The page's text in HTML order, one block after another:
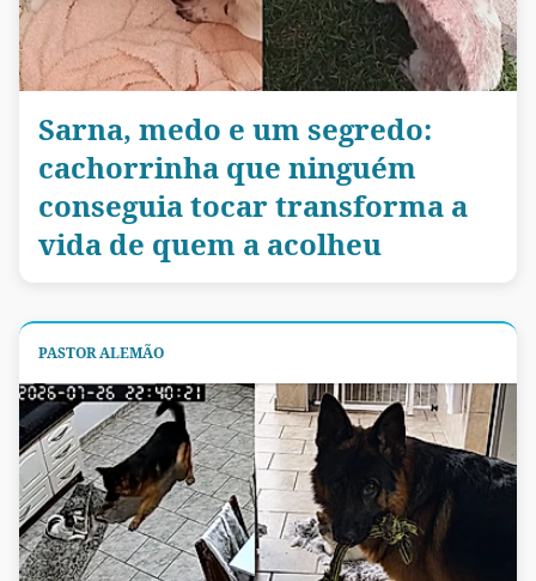
Sarna, medo e um segredo:
cachorrinha que ninguém
conseguia tocar transforma a
vida de quem a acolheu
PASTOR ALEMÃO